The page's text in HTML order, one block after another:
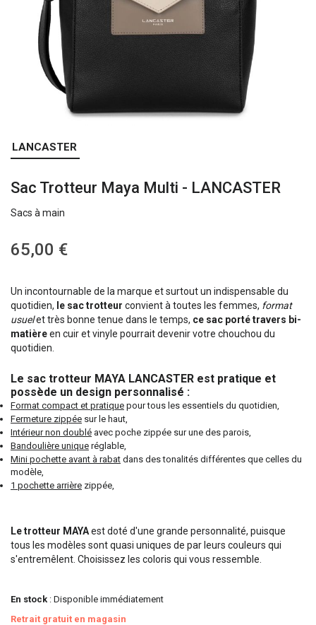
Skip
to
beginning
the
gallery
LANCASTER
Sac Trotteur Maya Multi - LANCASTER
Sacs à main
65,00 €
Un incontournable de la marque et surtout un indispensable du
quotidien, le sac trotteur convient à toutes les femmes, format
usuelet très bonne tenue dans le temps, ce sac porté travers bi-
matièreen cuir et vinyle pourrait devenir votre chouchou du
quotidien.
Le sac trotteur MAYA LANCASTER est pratique et
possède un design personnalisé :
Format compact et pratique pour tous les essentiels du quotidien,
Fermeture zippée sur le haut,
Intérieur non doublé avec poche zippée sur une des parois,
Bandoulière unique réglable,
Mini pochette avant à rabat dans des tonalités différentes que celles du
modèle,
1 pochette arrière zippée,
Le trotteur MAYAest doté d'une grande personnalité, puisque
tous les modèles sont quasi uniques de par leurs couleurs qui
s'entremêlent. Choisissez les coloris qui vous ressemble.
En stock : Disponible immédiatement
Retrait gratuit en magasin